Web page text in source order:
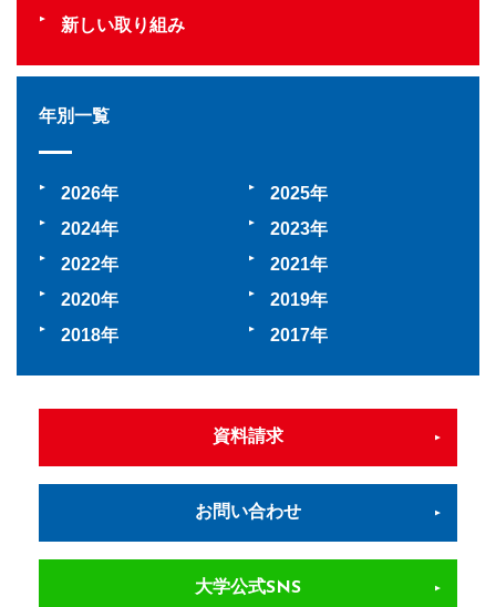
新しい取り組み
年別一覧
2026
2025
2024
2023
2022
2021
2020
2019
2018
2017
資料請求
お問い合わせ
大学公式SNS